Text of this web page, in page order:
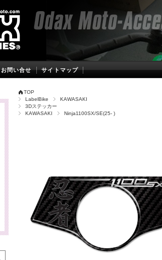
お問い合せ サイトマップ
TOP
LabelBike
KAWASAKI
3Dステッカー
KAWASAKI
Ninja1100SX/SE(25- )